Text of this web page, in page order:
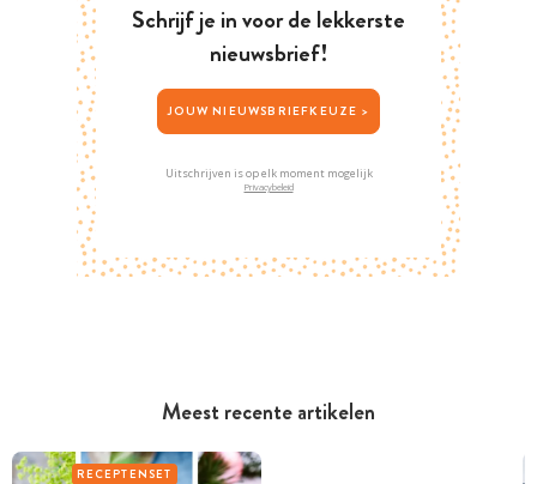
Meest recente artikelen
RECEPTENSET
Schrijf je in voor de lekkerste
nieuwsbrief!
JOUW NIEUWSBRIEFKEUZE >
Uitschrijven is op elk moment mogelijk
Privacybeleid